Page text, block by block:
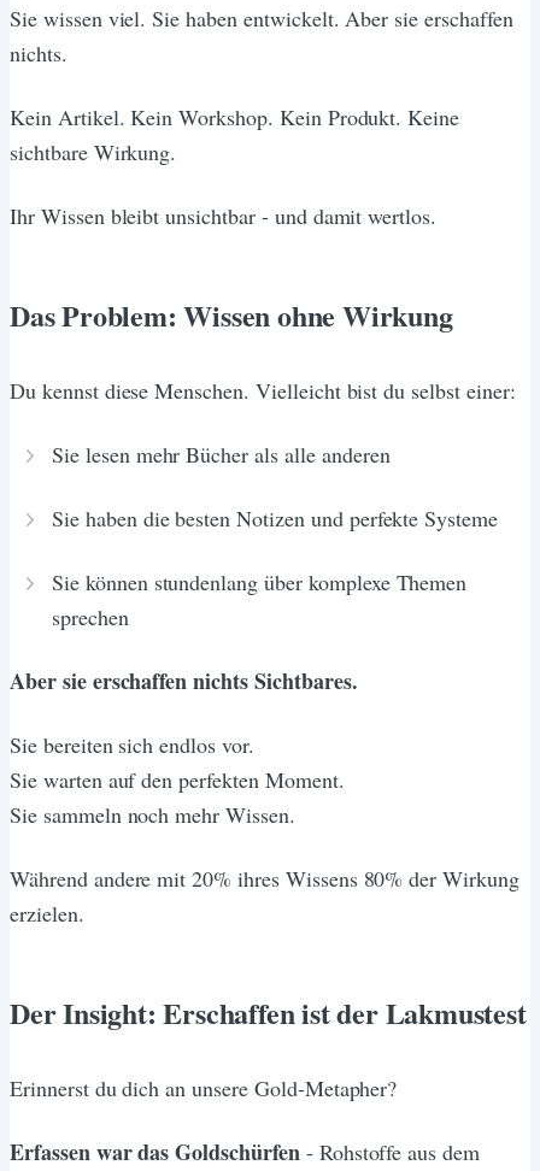
Sie wissen viel. Sie haben entwickelt. Aber sie erschaffen
nichts.
Kein Artikel. Kein Workshop. Kein Produkt. Keine
sichtbare Wirkung.
Ihr Wissen bleibt unsichtbar - und damit wertlos.
Das Problem: Wissen ohne Wirkung
Du kennst diese Menschen. Vielleicht bist du selbst einer:
Sie lesen mehr Bücher als alle anderen
Sie haben die besten Notizen und perfekte Systeme
Sie können stundenlang über komplexe Themen
sprechen
Aber sie erschaffen nichts Sichtbares.
Sie bereiten sich endlos vor.
Sie warten auf den perfekten Moment.
Sie sammeln noch mehr Wissen.
Während andere mit 20% ihres Wissens 80% der Wirkung
erzielen.
Der Insight: Erschaffen ist der Lakmustest
Erinnerst du dich an unsere Gold-Metapher?
Erfassen war das Goldschürfen - Rohstoffe aus dem